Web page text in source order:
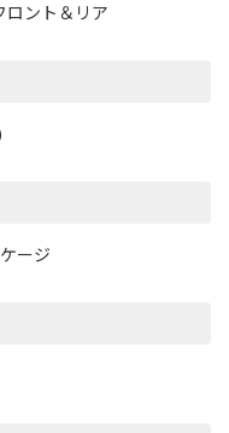
ロント＆リア
ージ